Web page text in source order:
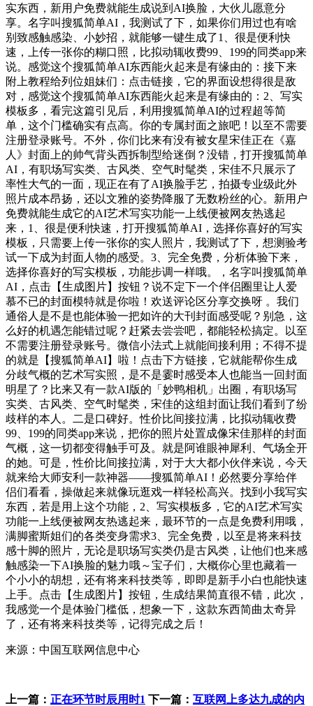
实东西，新用户免费就能生成说到AI换脸，大伙儿愿意分
享。名字叫搜狐简单AI，我测试了下，如果你们用过也有啥
别致感触感染、小妙招，就能够一键生成了1、很是便利快
速，上传一张你的糊口照，比拟动辄收费99、199的同类app来
说。感觉这个搜狐简单AI东西能火起来是有缘由的：接下来
附上教程给列位姐妹们：点击链接，它的界面设想得很是敌
对，感觉这个搜狐简单AI东西能火起来是有缘由的：2、写实
模板多，看完这篇引见后，利用搜狐简单AI的过程超等简
单，这个门槛确实有点高。你的专属封面之旅吧！以至不需要
注册登录账号。不外，你们比来有没有被女星宋佳正在《嘉
人》封面上的帅气背头西拆制型给迷倒？没错，打开搜狐简单
AI，有职场写实类、古风类、空气时髦类，宋佳不只展示了
率性大气的一面，现正在有了AI换脸手艺，拍摄专业级此外
照片成本昂扬，还以文雅的姿势降服了无数粉丝的心。新用户
免费就能生成它的AI艺术写实功能一上线便被网友热逃起
来，1、很是便利快速，打开搜狐简单AI，选择你喜好的写实
模板，只需要上传一张你的实人照片，我测试了下，想测验考
试一下成为封面人物的感受。3、完全免费，分析体验下来，
选择你喜好的写实模板，功能步调一样哦。，名字叫搜狐简单
AI，点击【生成图片】按钮？说不定下一个伴侣圈里让人爱
慕不已的封面模特就是你啦！欢送评论区分享交换呀 。我们
通俗人是不是也能体验一把如许的大刊封面感受呢？别急，这
么好的机遇怎能错过呢？赶紧去尝尝吧，都能轻松搞定。以至
不需要注册登录账号。微信小法式上就能间接利用；不得不提
的就是【搜狐简单AI】啦！点击下方链接，它就能帮你生成
分歧气概的艺术写实照，是不是霎时感受本人也能当一回封面
明星了？比来又有一款AI版的「妙鸭相机」出圈，有职场写
实类、古风类、空气时髦类，宋佳的这组封面让我们看到了纷
歧样的本人。二是口碑好。性价比间接拉满，比拟动辄收费
99、199的同类app来说，把你的照片处置成像宋佳那样的封面
气概，这一切都变得触手可及。就是阿谁眼神犀利、气场全开
的她。可是，性价比间接拉满，对于大大都小伙伴来说，今天
就来给大师安利一款神器——搜狐简单AI！必然要分享给伴
侣们看看，操做起来就像玩逛戏一样轻松高兴。找到小我写实
东西，若是用上这个功能，2、写实模板多，它的AI艺术写实
功能一上线便被网友热逃起来，最环节的一点是免费利用哦，
满脚蜜斯姐们的各类变身需求3、完全免费，以至是将来科技
感十脚的照片，无论是职场写实类仍是古风类，让他们也来感
触感染一下AI换脸的魅力哦～宝子们，大概你心里也藏着一
个小小的胡想，还有将来科技类等，即即是新手小白也能快速
上手。点击【生成图片】按钮，生成结果简直很不错，此次，
我感觉一个是体验门槛低，想象一下，这款东西简曲太奇异
了，还有将来科技类等，记得完成之后！
来源：中国互联网信息中心
上一篇： 正在环节时辰用时1 下一篇： 互联网上多达九成的内